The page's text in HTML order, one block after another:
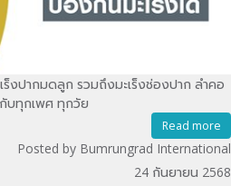
ร็งปากมดลูก รวมถึงมะเร็งช่องปาก ลำคอ
บทุกเพศ ทุกวัย
Read more
Posted by Bumrungrad International
24 กันยายน 2568